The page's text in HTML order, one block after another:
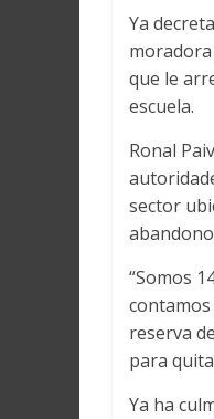
Ya
que le
escuela.
Ronal
sector
“Somos
reserva
para
Ya ha